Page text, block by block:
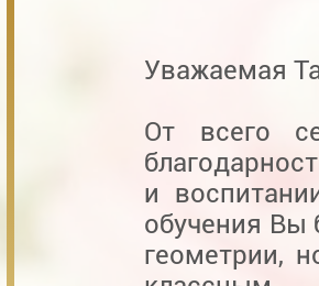
Уважаемая
От всего
и
обучения Вы
геометрии,